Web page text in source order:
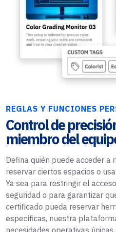
REGLAS Y FUNCIONES
Control de
miembro del
Defina quién puede acceder a
reservar ciertos espacios o
Ya sea para restringir el
seguridad o para garantizar
certificado pueda reservar
específicas, nuestra
necesidades operativas únicas.